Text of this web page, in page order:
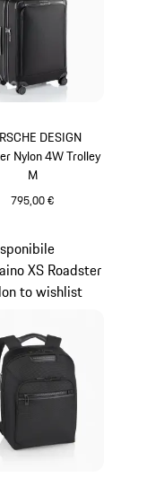
DESIGN
Nylon 4W Trolley
M
795,00 €
XS Roadster
to wishlist